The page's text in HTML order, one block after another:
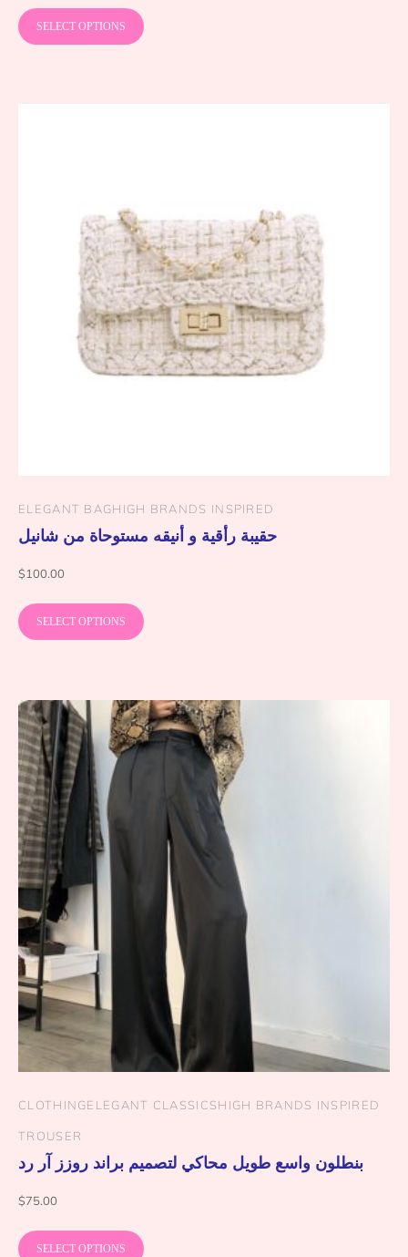
SELECT OPTIONS
ELEGANT BAGHIGH BRANDS INSPIRED
حقيبة رأقية و أنيقه مستوحاة من شانيل
$100.00
SELECT OPTIONS
CLOTHINGELEGANT CLASSICSHIGH BRANDS INSPIRED
TROUSER
بنطلون واسع طويل محاكي لتصميم براند روزز آر رد
$75.00
SELECT OPTIONS